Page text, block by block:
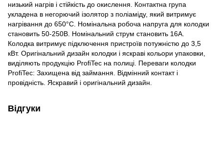
низький нагрів і стійкість до окислення. Контактна група
укладена в негорючий ізолятор з поліаміду, який витримує
нагрівання до 650°C. Номінальна робоча напруга для колодки
становить 50-250В. Номінальний струм становить 16А.
Колодка витримує підключення пристроїв потужністю до 3,5
кВт. Оригінальний дизайн колодки і яскраві кольори упаковки,
виділяють продукцію ProfiTec на полиці. Переваги колодки
ProfiTec: Захищена від займання. Відмінний контакт і
провідність. Яскравий і оригінальний дизайн.
Відгуки